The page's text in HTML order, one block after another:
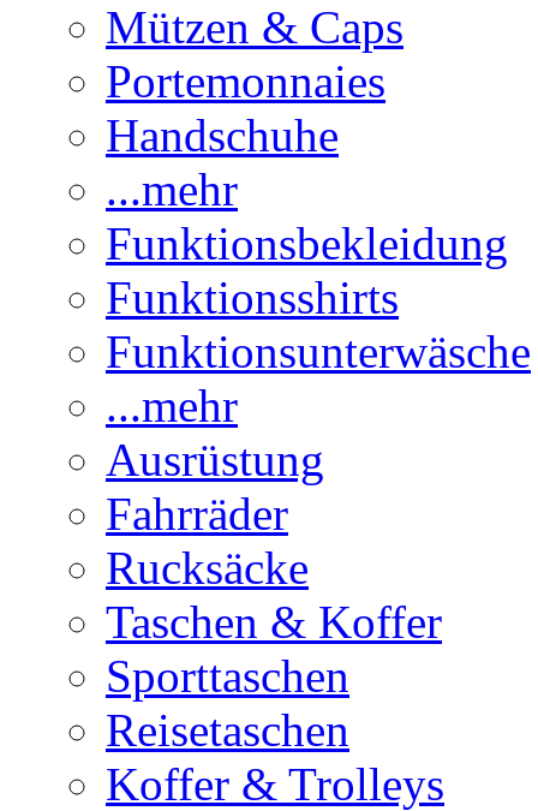
Mützen & Caps
Portemonnaies
Handschuhe
...mehr
Funktionsbekleidung
Funktionsshirts
Funktionsunterwäsche
...mehr
Ausrüstung
Fahrräder
Rucksäcke
Taschen & Koffer
Sporttaschen
Reisetaschen
Koffer & Trolleys